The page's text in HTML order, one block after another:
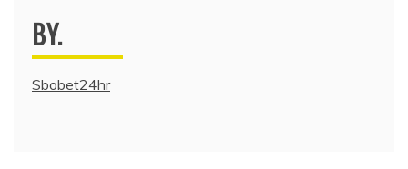
BY.
Sbobet24hr